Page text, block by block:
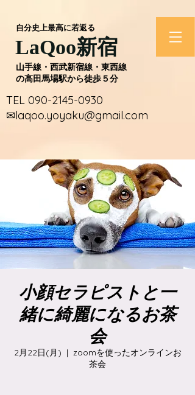
​自分史上最高に若返る
​LaQoo新宿
​山手線・西武新宿線・東西線
の高田馬場駅から徒歩５分
​TEL 090-2145-0930
​✉laqoo.yoyaku@gmail.com
小顔セラピストと一
緒に綺麗になるお茶
会
2月22日(月)
  |
zoomを使ったオンラインお
茶会